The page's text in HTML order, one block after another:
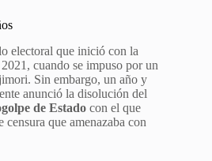
electoral que inició con la
cuando se impuso por un
Sin embargo, un año y
anunció la disolución del
de Estado con el que
censura que amenazaba con